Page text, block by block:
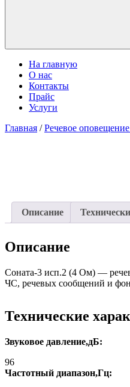
На главную
О нас
Контакты
Прайс
Услуги
Главная /Речевое
Описание
Описание
Соната-3 исп.2 (4 Ом) —
ЧС, речевых сообщений и
Технические
Звуковое давление,дБ:
96
Частотный диапазон,Гц: